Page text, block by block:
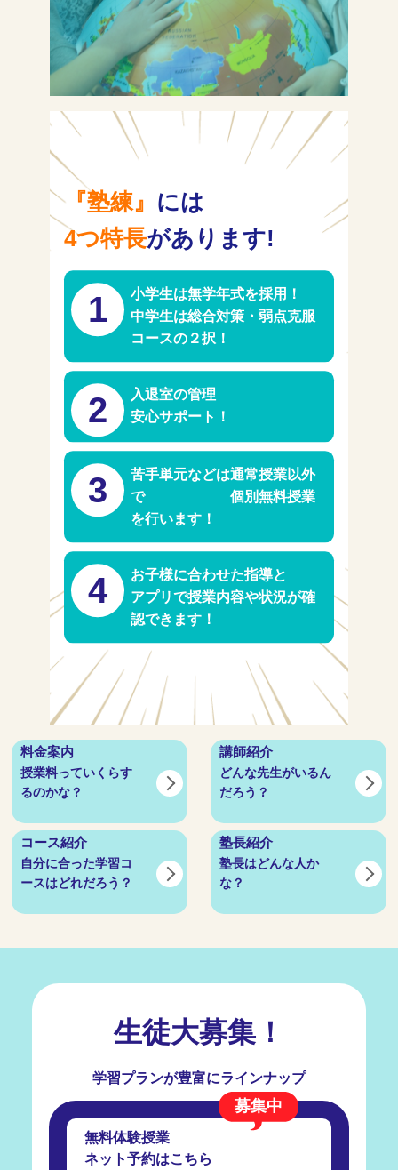
求人情報
『塾練』 には
4つ特長があります!
1
小学生は無学年式を採用！
中学生は総合対策・弱点克服
コースの２択！
2
入退室の管理
安心サポート！
3
苦手単元などは通常授業以外
で 個別無料授業
を行います！
4
お子様に合わせた指導と
アプリで授業内容や状況が確
認できます！
料金案内
授業料っていくらす
るのかな？
講師紹介
どんな先生がいるん
だろう？
コース紹介
自分に合った学習コ
ースはどれだろう？
塾長紹介
塾長はどんな人か
な？
生徒大募集！
学習プランが豊富にラインナップ
募集中
無料体験授業
ネット予約はこちら